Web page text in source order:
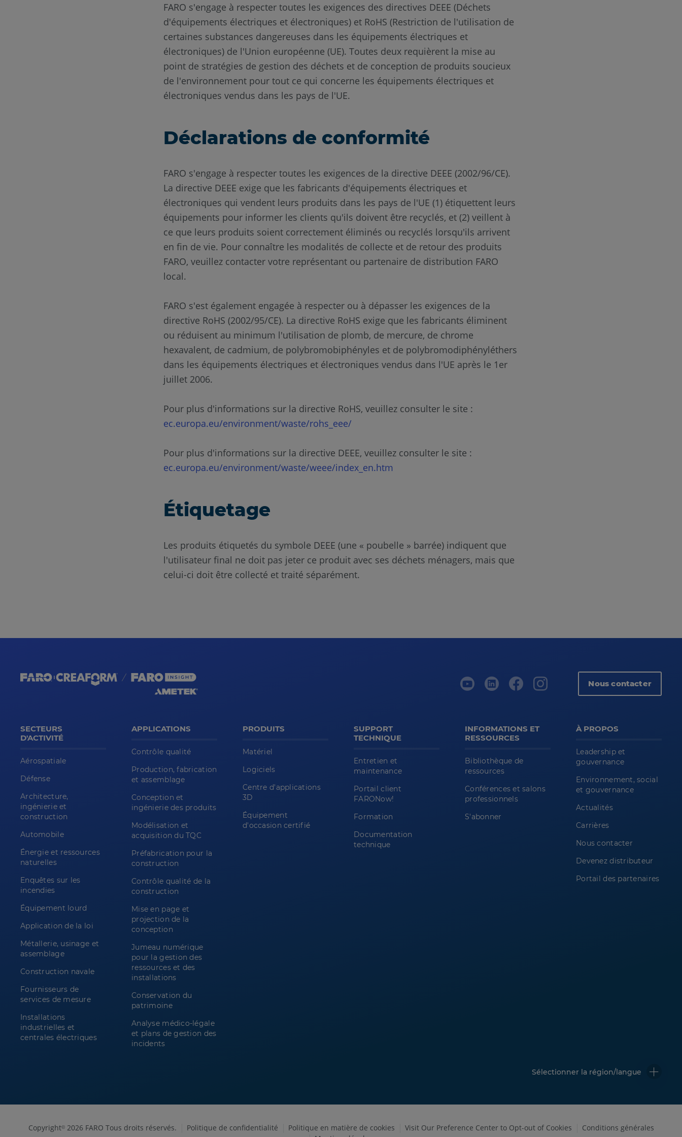
FARO s'engage à respecter toutes les exigences des directives DEEE (Déchets
d'équipements électriques et électroniques) et RoHS (Restriction de l'utilisation de
certaines substances dangereuses dans les équipements électriques et
électroniques) de l'Union européenne (UE). Toutes deux requièrent la mise au
point de stratégies de gestion des déchets et de conception de produits soucieux
de l'environnement pour tout ce qui concerne les équipements électriques et
électroniques vendus dans les pays de l'UE.
Déclarations de conformité
FARO s'engage à respecter toutes les exigences de la directive DEEE (2002/96/CE).
La directive DEEE exige que les fabricants d'équipements électriques et
électroniques qui vendent leurs produits dans les pays de l'UE (1) étiquettent leurs
équipements pour informer les clients qu'ils doivent être recyclés, et (2) veillent à
ce que leurs produits soient correctement éliminés ou recyclés lorsqu'ils arrivent
en fin de vie. Pour connaître les modalités de collecte et de retour des produits
FARO, veuillez contacter votre représentant ou partenaire de distribution FARO
local.
FARO s'est également engagée à respecter ou à dépasser les exigences de la
directive RoHS (2002/95/CE). La directive RoHS exige que les fabricants éliminent
ou réduisent au minimum l'utilisation de plomb, de mercure, de chrome
hexavalent, de cadmium, de polybromobiphényles et de polybromodiphényléthers
dans les équipements électriques et électroniques vendus dans l'UE après le 1er
juillet 2006.
Pour plus d'informations sur la directive RoHS, veuillez consulter le site :
ec.europa.eu/environment/waste/rohs_eee/
Pour plus d'informations sur la directive DEEE, veuillez consulter le site :
ec.europa.eu/environment/waste/weee/index_en.htm
Étiquetage
Les produits étiquetés du symbole DEEE (une « poubelle » barrée) indiquent que
l'utilisateur final ne doit pas jeter ce produit avec ses déchets ménagers, mais que
celui-ci doit être collecté et traité séparément.
Nous contacter
SECTEURS
D'ACTIVITÉ
Aérospatiale
Défense
Architecture,
ingénierie et
construction
Automobile
Énergie et ressources
naturelles
Enquêtes sur les
incendies
Équipement lourd
Application de la loi
Métallerie, usinage et
assemblage
Construction navale
Fournisseurs de
services de mesure
Installations
industrielles et
centrales électriques
APPLICATIONS
Contrôle qualité
Production, fabrication
et assemblage
Conception et
ingénierie des produits
Modélisation et
acquisition du TQC
Préfabrication pour la
construction
Contrôle qualité de la
construction
Mise en page et
projection de la
conception
Jumeau numérique
pour la gestion des
ressources et des
installations
Conservation du
patrimoine
Analyse médico-légale
et plans de gestion des
incidents
PRODUITS
Matériel
Logiciels
Centre d'applications
3D
Équipement
d'occasion certifié
SUPPORT
TECHNIQUE
Entretien et
maintenance
Portail client
FARONow!
Formation
Documentation
technique
INFORMATIONS ET
RESSOURCES
Bibliothèque de
ressources
Conférences et salons
professionnels
S'abonner
À PROPOS
Leadership et
gouvernance
Environnement, social
et gouvernance
Actualités
Carrières
Nous contacter
Devenez distributeur
Portail des partenaires
Sélectionner la région/langue
Copyright©2026 FARO Tous droits réservés. Politique de confidentialité Politique en matière de cookies Visit Our Preference Center to Opt-out of Cookies
Conditions générales